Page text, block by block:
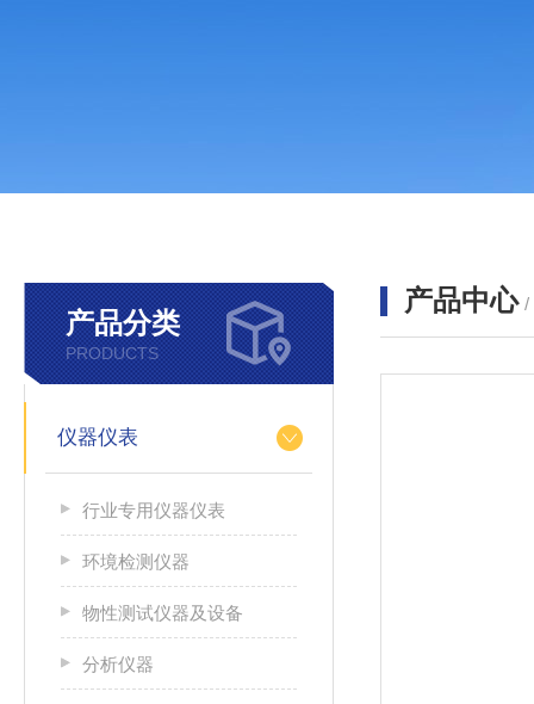
产品分类
PRODUCTS
仪器仪表
行业专用仪器仪表
环境检测仪器
物性测试仪器及设备
分析仪器
产品中心 /